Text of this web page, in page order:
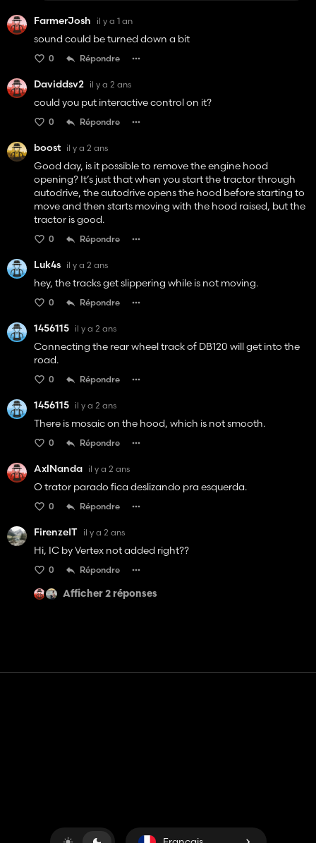
FarmerJosh il y a 1 an
sound could be turned down a bit
0 Répondre
Daviddsv2 il y a 2 ans
could you put interactive control on it?
0 Répondre
boost il y a 2 ans
Good day, is it possible to remove the engine hood
opening? It’s just that when you start the tractor through
autodrive, the autodrive opens the hood before starting to
move and then starts moving with the hood raised, but the
tractor is good.
0 Répondre
Luk4s il y a 2 ans
hey, the tracks get slippering while is not moving.
0 Répondre
1456115 il y a 2 ans
Connecting the rear wheel track of DB120 will get into the
road.
0 Répondre
1456115 il y a 2 ans
There is mosaic on the hood, which is not smooth.
0 Répondre
AxlNanda il y a 2 ans
O trator parado fica deslizando pra esquerda.
0 Répondre
FirenzeIT il y a 2 ans
Hi, IC by Vertex not added right??
0 Répondre
Afficher 2 réponses